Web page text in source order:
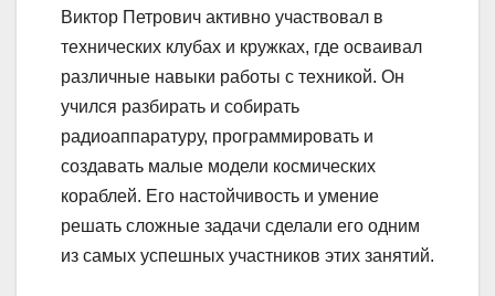
Виктор Петрович активно участвовал в
технических клубах и кружках, где осваивал
различные навыки работы с техникой. Он
учился разбирать и собирать
радиоаппаратуру, программировать и
создавать малые модели космических
кораблей. Его настойчивость и умение
решать сложные задачи сделали его одним
из самых успешных участников этих занятий.